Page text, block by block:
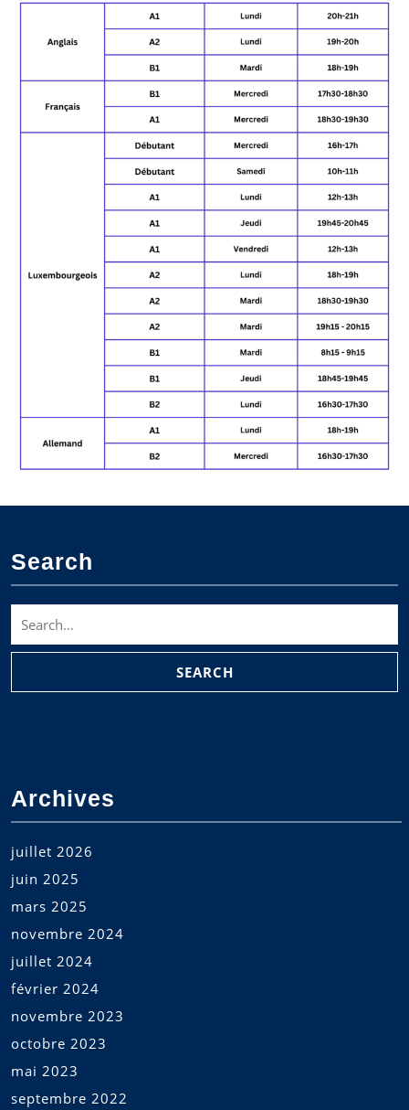
Search
for:
Archives
juillet 2026
juin 2025
mars 2025
novembre 2024
juillet 2024
février 2024
novembre 2023
octobre 2023
mai 2023
septembre 2022